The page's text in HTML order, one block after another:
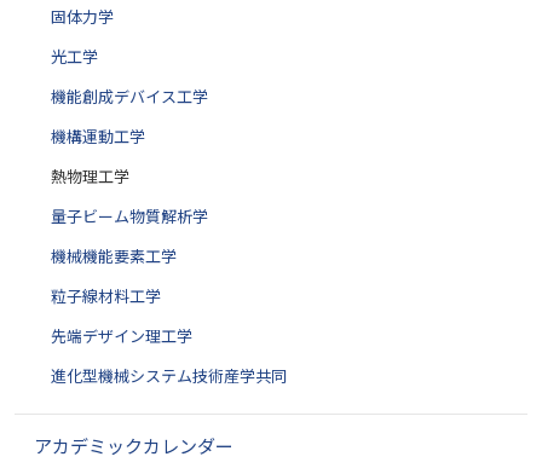
固体力学
光工学
機能創成デバイス工学
機構運動工学
熱物理工学
量子ビーム物質解析学
機械機能要素工学
粒子線材料工学
先端デザイン理工学
進化型機械システム技術産学共同
アカデミックカレンダー